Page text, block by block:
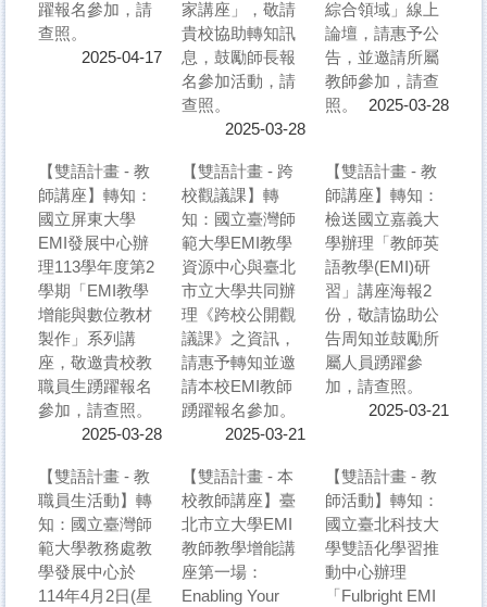
躍報名參加，請
查照。
2025-04-17
家講座」，敬請
貴校協助轉知訊
息，鼓勵師長報
名參加活動，請
查照。
2025-03-28
綜合領域」線上
論壇，請惠予公
告，並邀請所屬
教師參加，請查
照。
2025-03-28
【雙語計畫 - 教
師講座】轉知：
國立屏東大學
EMI發展中心辦
理113學年度第2
學期「EMI教學
增能與數位教材
製作」系列講
座，敬邀貴校教
職員生踴躍報名
參加，請查照。
2025-03-28
【雙語計畫 - 跨
校觀議課】轉
知：國立臺灣師
範大學EMI教學
資源中心與臺北
市立大學共同辦
理《跨校公開觀
議課》之資訊，
請惠予轉知並邀
請本校EMI教師
踴躍報名參加。
2025-03-21
【雙語計畫 - 教
師講座】轉知：
檢送國立嘉義大
學辦理「教師英
語教學(EMI)研
習」講座海報2
份，敬請協助公
告周知並鼓勵所
屬人員踴躍參
加，請查照。
2025-03-21
【雙語計畫 - 教
職員生活動】轉
知：國立臺灣師
範大學教務處教
學發展中心於
114年4月2日(星
【雙語計畫 - 本
校教師講座】臺
北市立大學EMI
教師教學增能講
座第一場：
Enabling Your
【雙語計畫 - 教
師活動】轉知：
國立臺北科技大
學雙語化學習推
動中心辦理
「Fulbright EMI